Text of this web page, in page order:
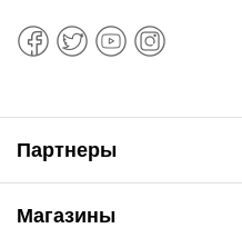
Магазины
Партнеры